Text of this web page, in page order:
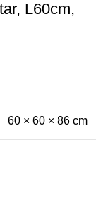
L60cm,
60 × 60 × 86 cm